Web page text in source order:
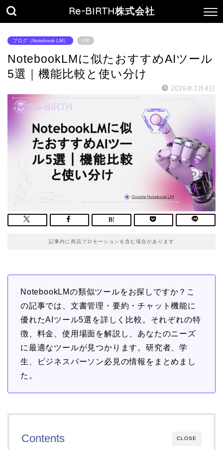
Re-BIRTH株式会社
ブログ（Notebook LM） PR
NotebookLMに似たおすすめAIツール
5選｜機能比較と使い分け
2026年2月4日
記事内に商品プロモーションを含む場合があります
NotebookLMの類似ツールをお探しですか？こ
の記事では、文書管理・要約・チャット機能に
優れたAIツール5選を詳しく比較。それぞれの特
徴、料金、使用場面を解説し、あなたのニーズ
に最適なツールが見つかります。研究者、学
生、ビジネスパーソン必見の情報をまとめまし
た。
CLOSE
Contents